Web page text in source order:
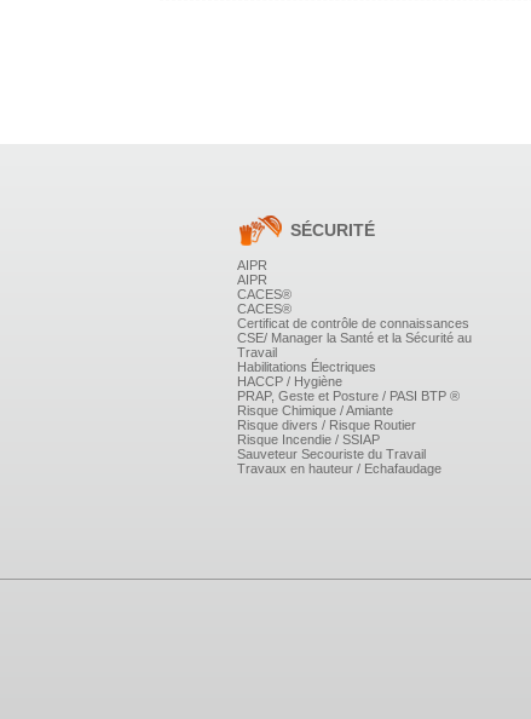
SÉCURITÉ
AIPR
AIPR
CACES®
CACES®
Certificat de contrôle de connaissances
CSE/ Manager la Santé et la Sécurité au
Travail
Habilitations Électriques
HACCP / Hygiène
PRAP, Geste et Posture / PASI BTP ®
Risque Chimique / Amiante
Risque divers / Risque Routier
Risque Incendie / SSIAP
Sauveteur Secouriste du Travail
Travaux en hauteur / Echafaudage